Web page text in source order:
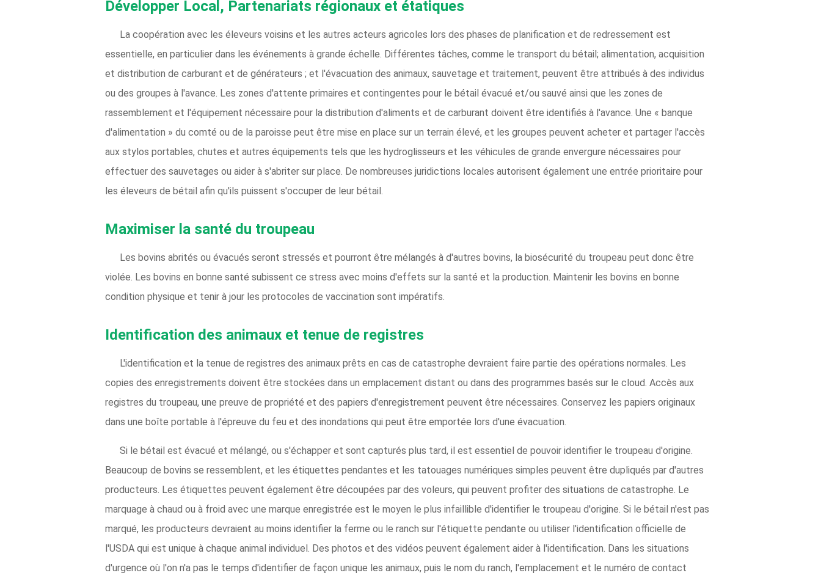
Développer Local, Partenariats régionaux et étatiques
La coopération avec les éleveurs voisins et les autres acteurs agricoles lors des phases de planification et de redressement est
essentielle, en particulier dans les événements à grande échelle. Différentes tâches, comme le transport du bétail; alimentation, acquisition
et distribution de carburant et de générateurs ; et l'évacuation des animaux, sauvetage et traitement, peuvent être attribués à des individus
ou des groupes à l'avance. Les zones d'attente primaires et contingentes pour le bétail évacué et/ou sauvé ainsi que les zones de
rassemblement et l'équipement nécessaire pour la distribution d'aliments et de carburant doivent être identifiés à l'avance. Une « banque
d'alimentation » du comté ou de la paroisse peut être mise en place sur un terrain élevé, et les groupes peuvent acheter et partager l'accès
aux stylos portables, chutes et autres équipements tels que les hydroglisseurs et les véhicules de grande envergure nécessaires pour
effectuer des sauvetages ou aider à s'abriter sur place. De nombreuses juridictions locales autorisent également une entrée prioritaire pour
les éleveurs de bétail afin qu'ils puissent s'occuper de leur bétail.
Maximiser la santé du troupeau
Les bovins abrités ou évacués seront stressés et pourront être mélangés à d'autres bovins, la biosécurité du troupeau peut donc être
violée. Les bovins en bonne santé subissent ce stress avec moins d'effets sur la santé et la production. Maintenir les bovins en bonne
condition physique et tenir à jour les protocoles de vaccination sont impératifs.
Identification des animaux et tenue de registres
L'identification et la tenue de registres des animaux prêts en cas de catastrophe devraient faire partie des opérations normales. Les
copies des enregistrements doivent être stockées dans un emplacement distant ou dans des programmes basés sur le cloud. Accès aux
registres du troupeau, une preuve de propriété et des papiers d'enregistrement peuvent être nécessaires. Conservez les papiers originaux
dans une boîte portable à l'épreuve du feu et des inondations qui peut être emportée lors d'une évacuation.
Si le bétail est évacué et mélangé, ou s'échapper et sont capturés plus tard, il est essentiel de pouvoir identifier le troupeau d'origine.
Beaucoup de bovins se ressemblent, et les étiquettes pendantes et les tatouages ​​​​numériques simples peuvent être dupliqués par d'autres
producteurs. Les étiquettes peuvent également être découpées par des voleurs, qui peuvent profiter des situations de catastrophe. Le
marquage à chaud ou à froid avec une marque enregistrée est le moyen le plus infaillible d'identifier le troupeau d'origine. Si le bétail n'est pas
marqué, les producteurs devraient au moins identifier la ferme ou le ranch sur l'étiquette pendante ou utiliser l'identification officielle de
l'USDA qui est unique à chaque animal individuel. Des photos et des vidéos peuvent également aider à l'identification. Dans les situations
d'urgence où l'on n'a pas le temps d'identifier de façon unique les animaux, puis le nom du ranch, l'emplacement et le numéro de contact